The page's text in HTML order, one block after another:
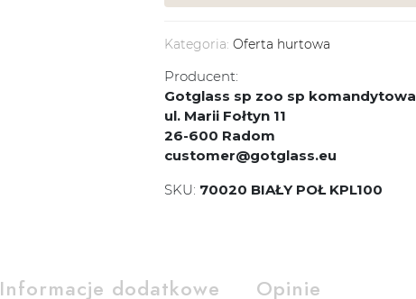
Kategoria:Oferta hurtowa
Producent:
Gotglass sp zoo sp komandytowa
ul. Marii Fołtyn 11
26-600 Radom
customer@gotglass.eu
SKU: 70020 BIAŁY POŁ KPL100
Informacje dodatkowe Opinie